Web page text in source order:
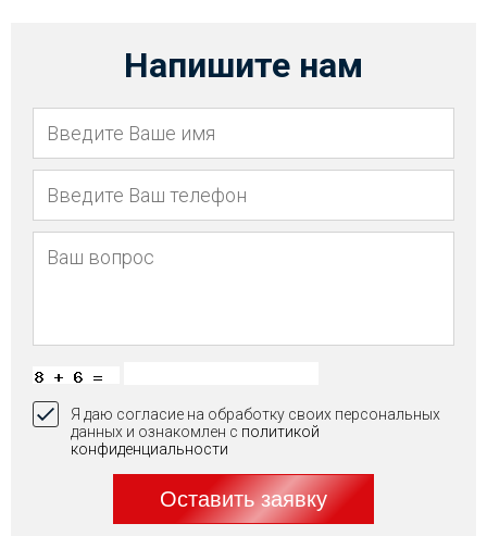
Напишите нам
Я даю согласие на обработку своих персональных
данных и ознакомлен с политикой
конфиденциальности
Оставить заявку